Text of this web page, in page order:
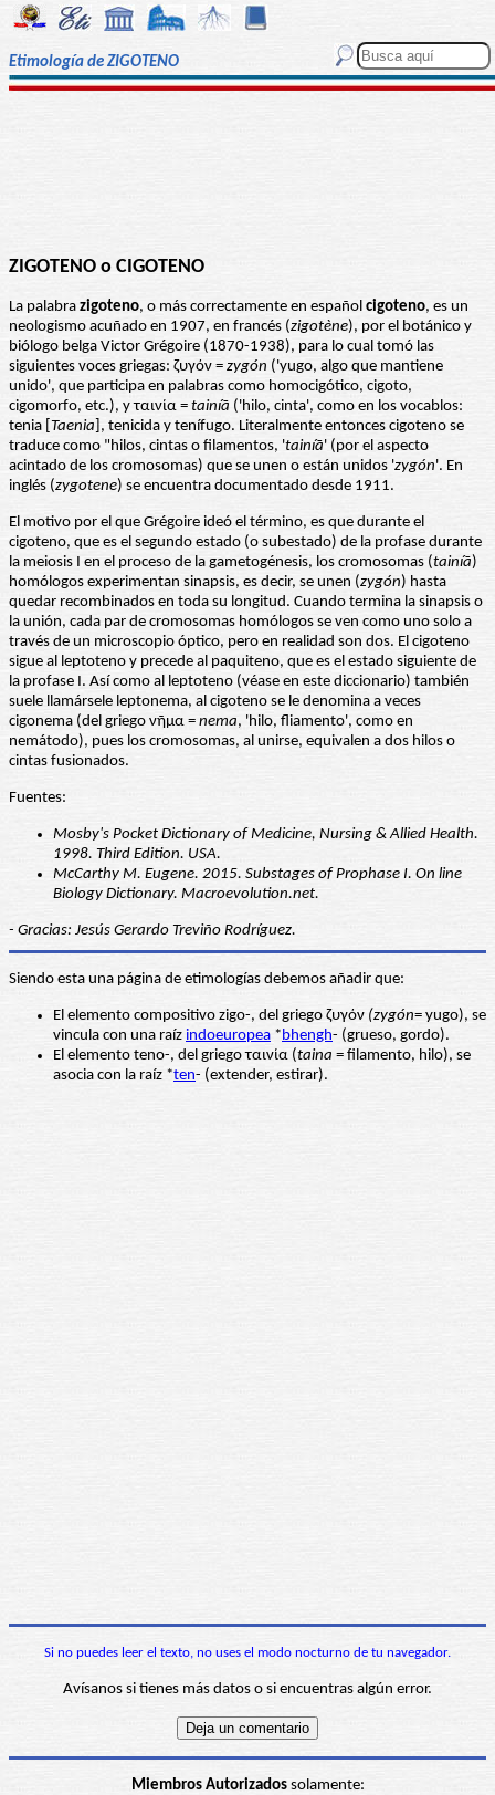
Etimología de ZIGOTENO
ZIGOTENO o CIGOTENO
La palabra zigoteno, o más correctamente en español cigoteno, es un
neologismo acuñado en 1907, en francés (zigotène), por el botánico y
biólogo belga Victor Grégoire (1870-1938), para lo cual tomó las
siguientes voces griegas: ζυγόν = zygón ('yugo, algo que mantiene
unido', que participa en palabras como homocigótico, cigoto,
cigomorfo, etc.), y ταινία = tainíā ('hilo, cinta', como en los vocablos:
tenia [ Taenia ], tenicida y tenífugo. Literalmente entonces cigoteno se
traduce como "hilos, cintas o filamentos, 'tainíā' (por el aspecto
acintado de los cromosomas) que se unen o están unidos 'zygón'. En
inglés (zygotene) se encuentra documentado desde 1911.
El motivo por el que Grégoire ideó el término, es que durante el
cigoteno, que es el segundo estado (o subestado) de la profase durante
la meiosis I en el proceso de la gametogénesis, los cromosomas (tainíā)
homólogos experimentan sinapsis, es decir, se unen (zygón) hasta
quedar recombinados en toda su longitud. Cuando termina la sinapsis o
la unión, cada par de cromosomas homólogos se ven como uno solo a
través de un microscopio óptico, pero en realidad son dos. El cigoteno
sigue al leptoteno y precede al paquiteno, que es el estado siguiente de
la profase I. Así como al leptoteno (véase en este diccionario) también
suele llamársele leptonema, al cigoteno se le denomina a veces
cigonema (del griego νῆμα = nema, 'hilo, fliamento', como en
nemátodo), pues los cromosomas, al unirse, equivalen a dos hilos o
cintas fusionados.
Fuentes:
Mosby's Pocket Dictionary of Medicine, Nursing & Allied Health.
1998. Third Edition. USA.
McCarthy M. Eugene. 2015. Substages of Prophase I. On line
Biology Dictionary. Macroevolution.net.
- Gracias: Jesús Gerardo Treviño Rodríguez.
Siendo esta una página de etimologías debemos añadir que:
El elemento compositivo zigo-, del griego ζυγόν (zygón= yugo), se
vincula con una raíz indoeuropea * bhengh- (grueso, gordo).
El elemento teno-, del griego ταινία (taina = filamento, hilo), se
asocia con la raíz *ten- (extender, estirar).
Si no puedes leer el texto, no uses el modo nocturno de tu navegador.
Avísanos si tienes más datos o si encuentras algún error.
Miembros Autorizadossolamente: